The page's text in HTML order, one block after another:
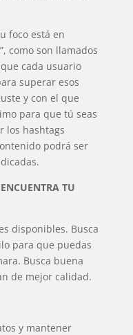
foco está en
como son llamados
cada usuario
superar esos
y con el que
para que tú seas
los hashtags
podrá ser
TU
disponibles. Busca
para que puedas
Busca buena
de mejor calidad.
y mantener